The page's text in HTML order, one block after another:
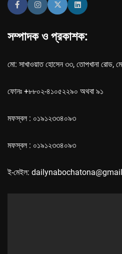
সম্পাদক ও প্রকাশক:
মো: সাখাওয়াত হোসেন ৩৩, তোপখানা রোড,
ফোনঃ +৮৮০২-৪১০৫২২৯০ অথবা ৯১
মফস্বল : ০১৯১২৩৩৪০৯৩
মফস্বল : ০১৯১২৩৩৪০৯৩
ই-মেইল: